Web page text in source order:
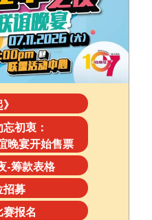
初衷：
晚宴开始售票
-筹款表格
招募
报名